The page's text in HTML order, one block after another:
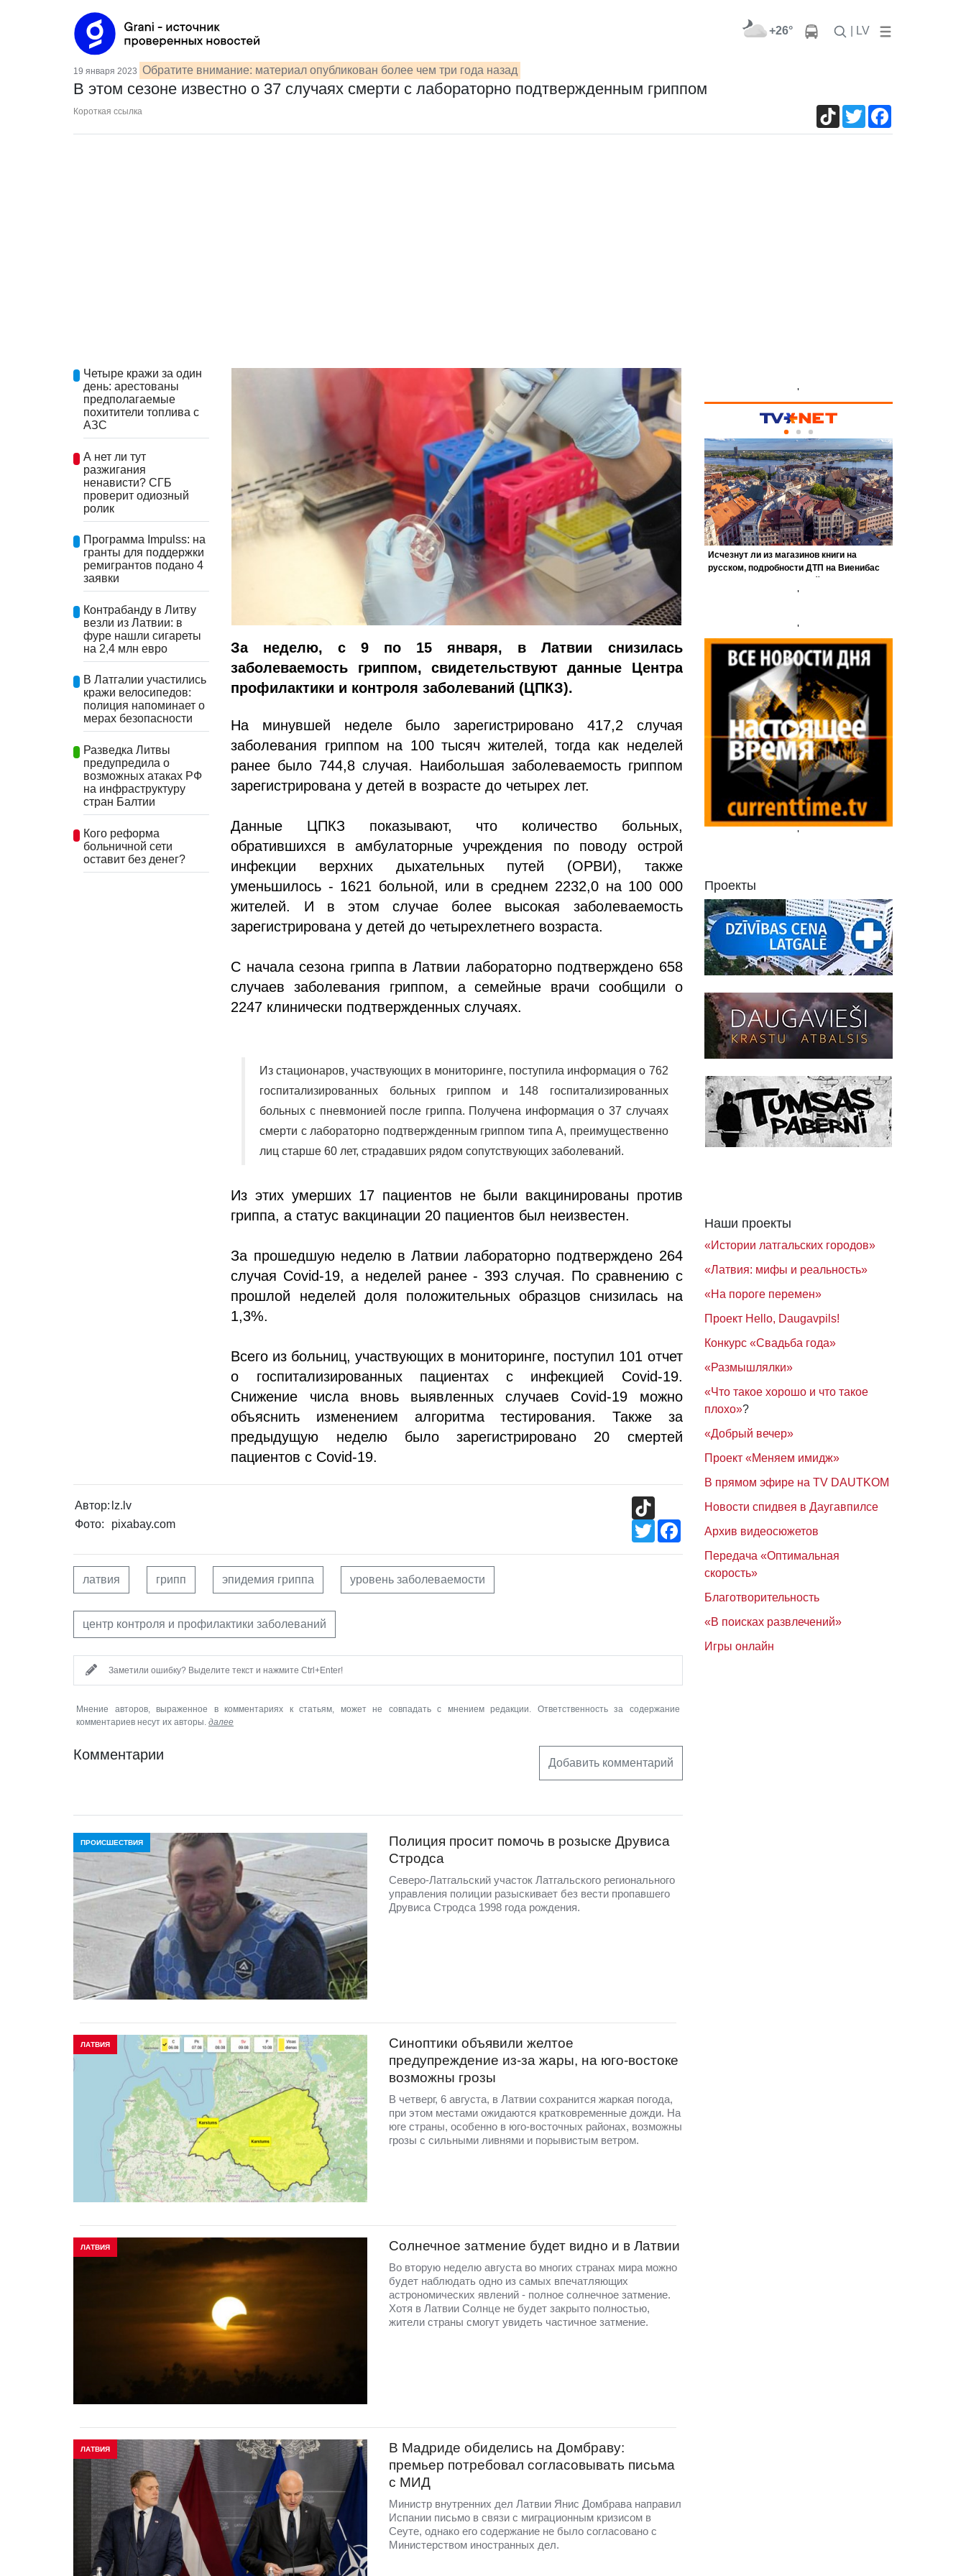
+26° | LV
19 января 2023 Обратите внимание: материал опубликован более чем три года назад
В этом сезоне известно о 37 случаях смерти с лабораторно подтвержденным гриппом
Короткая ссылка TikTokTwitter
Четыре кражи за один
день: арестованы
предполагаемые
похитители топлива с
АЗС
А нет ли тут
разжигания
ненависти? СГБ
проверит одиозный
ролик
Программа Impulss: на
гранты для поддержки
ремигрантов подано 4
заявки
Контрабанду в Литву
везли из Латвии: в
фуре нашли сигареты
на 2,4 млн евро
В Латгалии участились
кражи велосипедов:
полиция напоминает о
мерах безопасности
Разведка Литвы
предупредила о
возможных атаках РФ
на инфраструктуру
стран Балтии
Кого реформа
больничной сети
оставит без денег?
За неделю, с 9 по 15 января, в Латвии снизилась
заболеваемость гриппом, свидетельствуют данные Центра
профилактики и контроля заболеваний (ЦПКЗ).
На минувшей неделе было зарегистрировано 417,2 случая
заболевания гриппом на 100 тысяч жителей, тогда как неделей
ранее было 744,8 случая. Наибольшая заболеваемость гриппом
зарегистрирована у детей в возрасте до четырех лет.
Данные ЦПКЗ показывают, что количество больных,
обратившихся в амбулаторные учреждения по поводу острой
инфекции верхних дыхательных путей (ОРВИ), также
уменьшилось - 1621 больной, или в среднем 2232,0 на 100 000
жителей. И в этом случае более высокая заболеваемость
зарегистрирована у детей до четырехлетнего возраста.
С начала сезона гриппа в Латвии лабораторно подтверждено 658
случаев заболевания гриппом, а семейные врачи сообщили о
2247 клинически подтвержденных случаях.
Из стационаров, участвующих в мониторинге, поступила информация о 762
госпитализированных больных гриппом и 148 госпитализированных
больных с пневмонией после гриппа. Получена информация о 37 случаях
смерти с лабораторно подтвержденным гриппом типа А, преимущественно
лиц старше 60 лет, страдавших рядом сопутствующих заболеваний.
Из этих умерших 17 пациентов не были вакцинированы против
гриппа, а статус вакцинации 20 пациентов был неизвестен.
За прошедшую неделю в Латвии лабораторно подтверждено 264
случая Covid-19, а неделей ранее - 393 случая. По сравнению с
прошлой неделей доля положительных образцов снизилась на
1,3%.
Всего из больниц, участвующих в мониторинге, поступил 101 отчет
о госпитализированных пациентах с инфекцией Covid-19.
Снижение числа вновь выявленных случаев Covid-19 можно
объяснить изменением алгоритма тестирования. Также за
предыдущую неделю было зарегистрировано 20 смертей
пациентов с Covid-19.
Автор: lz.lv
Фото:
pixabay.com
TikTok
TwitterFacebook
латвия грипп эпидемия гриппа уровень заболеваемости
центр контроля и профилактики заболеваний
Заметили ошибку? Выделите текст и нажмите Ctrl+Enter!
Мнение авторов, выраженное в комментариях к статьям, может не совпадать с мнением редакции. Ответственность за содержание
комментариев несут их авторы. далее
Комментарии
Добавить комментарий
ПРОИСШЕСТВИЯ
Полиция просит помочь в розыске Друвиса
Стродса
Северо-Латгальский участок Латгальского регионального
управления полиции разыскивает без вести пропавшего
Друвиса Стродса 1998 года рождения.
ЛАТВИЯ
Синоптики объявили желтое
предупреждение из-за жары, на юго-востоке
возможны грозы
В четверг, 6 августа, в Латвии сохранится жаркая погода,
при этом местами ожидаются кратковременные дожди. На
юге страны, особенно в юго-восточных районах, возможны
грозы с сильными ливнями и порывистым ветром.
ЛАТВИЯ Солнечное затмение будет видно и в Латвии
Во вторую неделю августа во многих странах мира можно
будет наблюдать одно из самых впечатляющих
астрономических явлений - полное солнечное затмение.
Хотя в Латвии Солнце не будет закрыто полностью,
жители страны смогут увидеть частичное затмение.
ЛАТВИЯ
В Мадриде обиделись на Домбраву:
премьер потребовал согласовывать письма
с МИД
Министр внутренних дел Латвии Янис Домбрава направил
Испании письмо в связи с миграционным кризисом в
Сеуте, однако его содержание не было согласовано с
Министерством иностранных дел.
'
'
'
'
Проекты
Наши проекты
«Истории латгальских городов»
«Латвия: мифы и реальность»
«На пороге перемен»
Проект Hello, Daugavpils!
Конкурс «Свадьба года»
«Размышлялки»
«Что такое хорошо и что такое
плохо»?
«Добрый вечер»
Проект «Меняем имидж»
В прямом эфире на TV DAUTKOM
Новости спидвея в Даугавпилсе
Архив видеосюжетов
Передача «Оптимальная
скорость»
Благотворительность
«В поисках развлечений»
Игры онлайн